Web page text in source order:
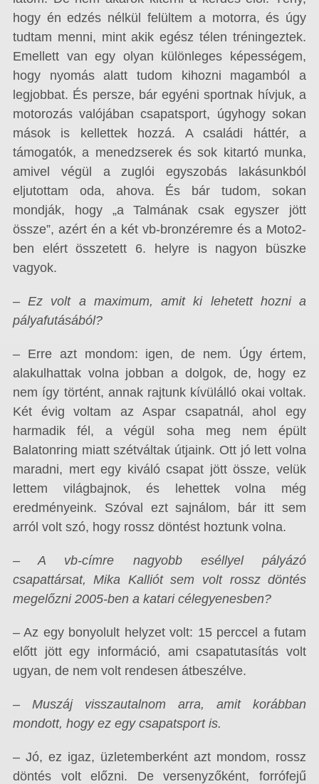
hogy én edzés nélkül felültem a motorra, és úgy
tudtam menni, mint akik egész télen tréningeztek.
Emellett van egy olyan különleges képességem,
hogy nyomás alatt tudom kihozni magamból a
legjobbat. És persze, bár egyéni sportnak hívjuk, a
motorozás valójában csapatsport, úgyhogy sokan
mások is kellettek hozzá. A családi háttér, a
támogatók, a menedzserek és sok kitartó munka,
amivel végül a zuglói egyszobás lakásunkból
eljutottam oda, ahova. És bár tudom, sokan
mondják, hogy „a Talmának csak egyszer jött
össze”, azért én a két vb-bronzéremre és a Moto2-
ben elért összetett 6. helyre is nagyon büszke
vagyok.
– Ez volt a maximum, amit ki lehetett hozni a
pályafutásából?
– Erre azt mondom: igen, de nem. Úgy értem,
alakulhattak volna jobban a dolgok, de, hogy ez
nem így történt, annak rajtunk kívülálló okai voltak.
Két évig voltam az Aspar csapatnál, ahol egy
harmadik fél, a végül soha meg nem épült
Balatonring miatt szétváltak útjaink. Ott jó lett volna
maradni, mert egy kiváló csapat jött össze, velük
lettem világbajnok, és lehettek volna még
eredményeink. Szóval ezt sajnálom, bár itt sem
arról volt szó, hogy rossz döntést hoztunk volna.
– A vb-címre nagyobb eséllyel pályázó
csapattársat, Mika Kalliót sem volt rossz döntés
megelőzni 2005-ben a katari célegyenesben?
– Az egy bonyolult helyzet volt: 15 perccel a futam
előtt jött egy információ, ami csapatutasítás volt
ugyan, de nem volt rendesen átbeszélve.
– Muszáj visszautalnom arra, amit korábban
mondott, hogy ez egy csapatsport is.
– Jó, ez igaz, üzletemberként azt mondom, rossz
döntés volt előzni. De versenyzőként, forrófejű